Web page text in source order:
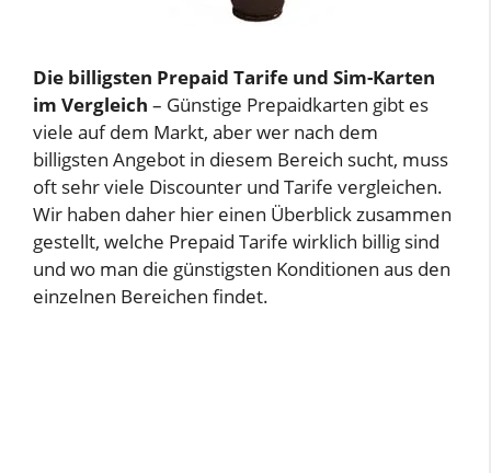
Die billigsten Prepaid Tarife und Sim-Karten
im Vergleich – Günstige Prepaidkarten gibt es
viele auf dem Markt, aber wer nach dem
billigsten Angebot in diesem Bereich sucht, muss
oft sehr viele Discounter und Tarife vergleichen.
Wir haben daher hier einen Überblick zusammen
gestellt, welche Prepaid Tarife wirklich billig sind
und wo man die günstigsten Konditionen aus den
einzelnen Bereichen findet.